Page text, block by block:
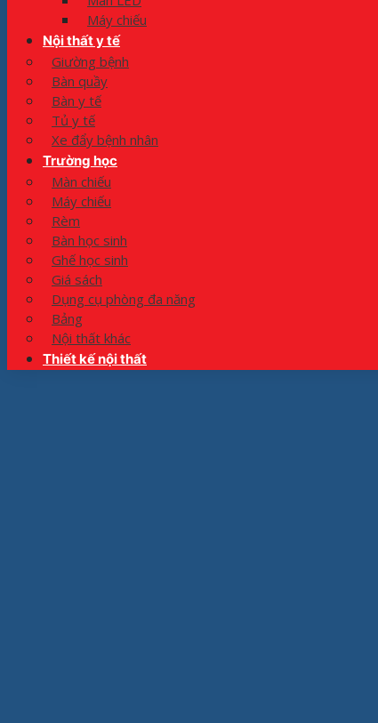
Máy chiếu
Nội thất y tế
Giường bệnh
Bàn quầy
Bàn y tế
Tủ y tế
Xe đẩy bệnh nhân
Trường học
Màn chiếu
Máy chiếu
Rèm
Bàn học sinh
Ghế học sinh
Giá sách
Dụng cụ phòng đa năng
Bảng
Nội thất khác
Thiết kế nội thất